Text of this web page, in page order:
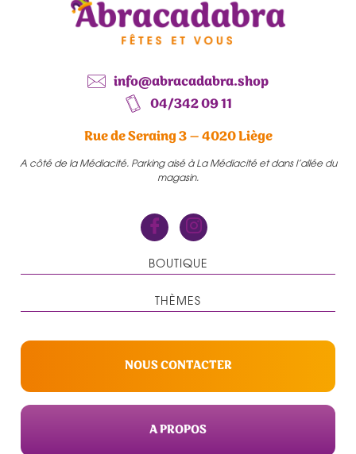
info@abracadabra.shop
04/342 09 11
Rue de Seraing 3 – 4020 Liège
A côté de la Médiacité. Parking aisé à La Médiacité et dans l’allée du
magasin.
BOUTIQUE
THÈMES
NOUS CONTACTER
A PROPOS